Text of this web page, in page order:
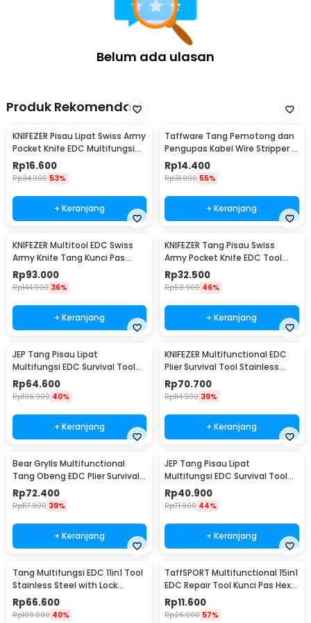
Belum ada ulasan
Produk Rekomendasi
KNIFEZER Pisau Lipat Swiss Army
Pocket Knife EDC Multifungsi
11in1 - A3011
Rp16.600
Rp34.900 53%
+ Keranjang
Taffware Tang Pemotong dan
Pengupas Kabel Wire Stripper 7
Slot - JM-CT4-12
Rp14.400
Rp31.900 55%
+ Keranjang
KNIFEZER Multitool EDC Swiss
Army Knife Tang Kunci Pas
Stainless Steel - MPG05
Rp93.000
Rp144.900 36%
+ Keranjang
KNIFEZER Tang Pisau Swiss
Army Pocket Knife EDC Tool
Stainless Steel - A3009
Rp32.500
Rp59.900 46%
+ Keranjang
JEP Tang Pisau Lipat
Multifungsi EDC Survival Tool
Stainless Steel - MPA22S
Rp64.600
Rp106.900 40%
+ Keranjang
KNIFEZER Multifunctional EDC
Plier Survival Tool Stainless
Steel - MPA21
Rp70.700
Rp114.900 39%
+ Keranjang
Bear Grylls Multifunctional
Tang Obeng EDC Plier Survival
Tool - MPA19
Rp72.400
Rp117.900 39%
+ Keranjang
JEP Tang Pisau Lipat
Multifungsi EDC Survival Tool
Stainless Steel - MPA13
Rp40.900
Rp71.900 44%
+ Keranjang
Tang Multifungsi EDC 11in1 Tool
Stainless Steel with Lock
System - MPA01
Rp66.600
Rp109.900 40%
TaffSPORT Multifunctional 15in1
EDC Repair Tool Kunci Pas Hex
Obeng - HW0668
Rp11.600
Rp26.900 57%